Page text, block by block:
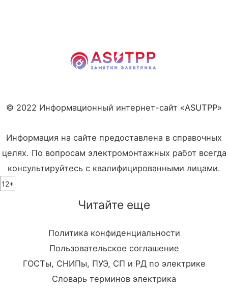
© 2022 Информационный интернет-сайт «ASUTPP»
Информация на сайте предоставлена в справочных
целях. По вопросам электромонтажных работ всегда
консультируйтесь с квалифицированными лицами.
12+
Читайте еще
Политика конфиденциальности
Пользовательское соглашение
ГОСТы, СНИПы, ПУЭ, СП и РД по электрике
Словарь терминов электрика